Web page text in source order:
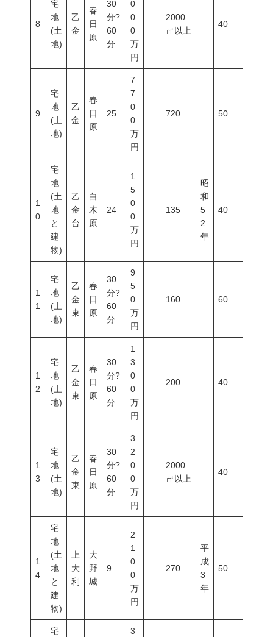
8
宅
地
(土
地)
乙
金
春
日
原
30
分?
60
分
0
0
0
万
円
2000
㎡以上
40
9
宅
地
(土
地)
乙
金
春
日
原
25
7
7
0
0
万
円
720 50
1
0
宅
地
(土
地
と
建
物)
乙
金
台
白
木
原
24
1
5
0
0
万
円
135
昭
和
5
2
年
40
1
1
宅
地
(土
地)
乙
金
東
春
日
原
30
分?
60
分
9
5
0
万
円
160 60
1
2
宅
地
(土
地)
乙
金
東
春
日
原
30
分?
60
分
1
3
0
0
万
円
200 40
1
3
宅
地
(土
地)
乙
金
東
春
日
原
30
分?
60
分
3
2
0
0
万
円
2000
㎡以上
40
1
4
宅
地
(土
地
と
建
物)
上
大
利
大
野
城
9
2
1
0
0
万
円
270
平
成
3
年
50
宅
3